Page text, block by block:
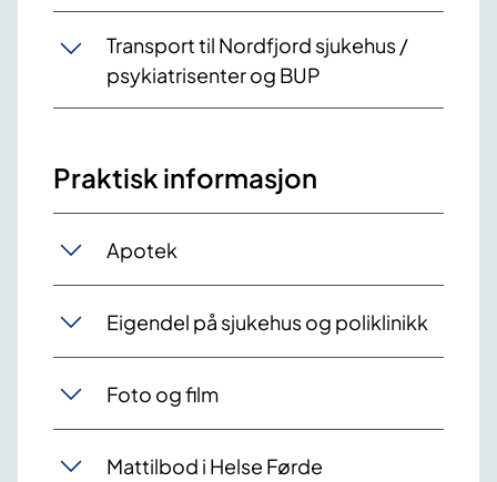
Transport til Nordfjord sjukehus /
psykiatrisenter og BUP
Praktisk informasjon
Apotek
Eigendel på sjukehus og poliklinikk
Foto og film
Mattilbod i Helse Førde